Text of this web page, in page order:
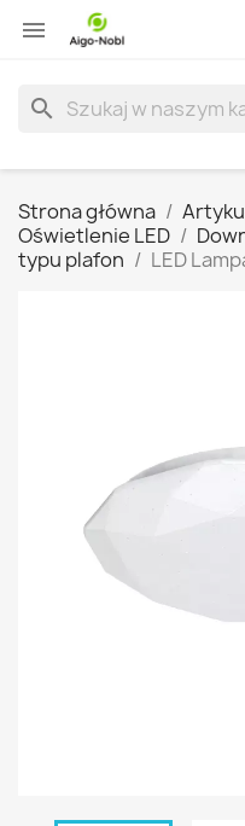

search
Strona główna
Oświetlenie LED
typu plafon
LED